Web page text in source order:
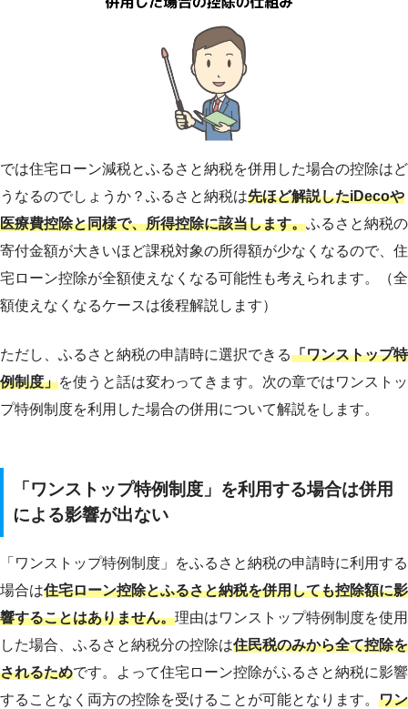
では住宅ローン減税とふるさと納税を併用した場合の控除はど
うなるのでしょうか？ふるさと納税は先ほど解説したiDecoや
医療費控除と同様で、所得控除に該当します。ふるさと納税の
寄付金額が大きいほど課税対象の所得額が少なくなるので、住
宅ローン控除が全額使えなくなる可能性も考えられます。（全
額使えなくなるケースは後程解説します）
ただし、ふるさと納税の申請時に選択できる「ワンストップ特
例制度」を使うと話は変わってきます。次の章ではワンストッ
プ特例制度を利用した場合の併用について解説をします。
「ワンストップ特例制度」を利用する場合は併用
による影響が出ない
「ワンストップ特例制度」をふるさと納税の申請時に利用する
場合は住宅ローン控除とふるさと納税を併用しても控除額に影
響することはありません。理由はワンストップ特例制度を使用
した場合、ふるさと納税分の控除は住民税のみから全て控除を
されるためです。よって住宅ローン控除がふるさと納税に影響
することなく両方の控除を受けることが可能となります。 ワン